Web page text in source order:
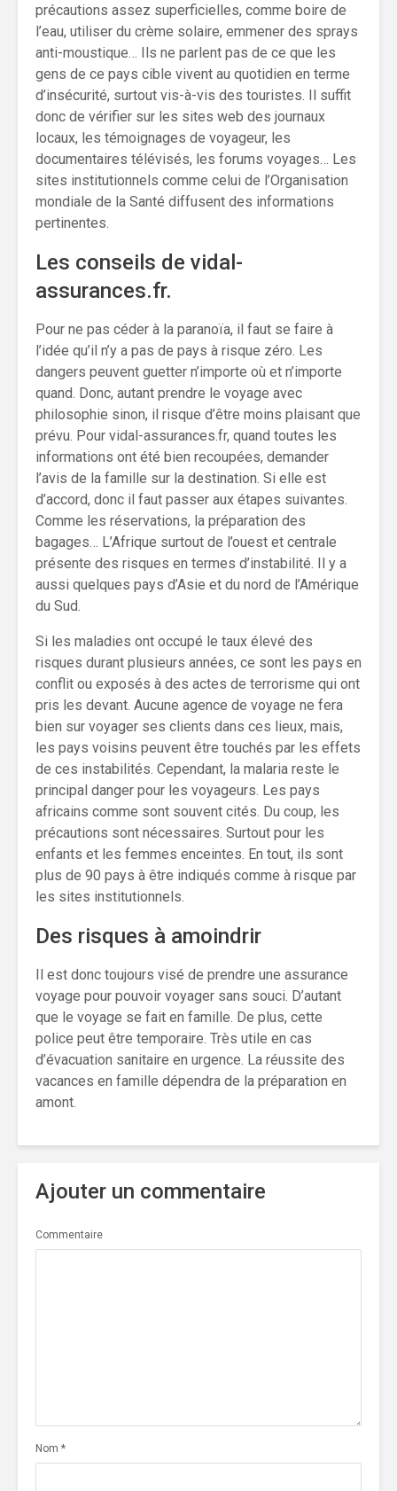
précautions assez superficielles, comme boire de
l’eau, utiliser du crème solaire, emmener des sprays
anti-moustique… Ils ne parlent pas de ce que les
gens de ce pays cible vivent au quotidien en terme
d’insécurité, surtout vis-à-vis des touristes. Il suffit
donc de vérifier sur les sites web des journaux
locaux, les témoignages de voyageur, les
documentaires télévisés, les forums voyages… Les
sites institutionnels comme celui de l’Organisation
mondiale de la Santé diffusent des informations
pertinentes.
Les conseils de vidal-
assurances.fr.
Pour ne pas céder à la paranoïa, il faut se faire à
l’idée qu’il n’y a pas de pays à risque zéro. Les
dangers peuvent guetter n’importe où et n’importe
quand. Donc, autant prendre le voyage avec
philosophie sinon, il risque d’être moins plaisant que
prévu. Pour vidal-assurances.fr, quand toutes les
informations ont été bien recoupées, demander
l’avis de la famille sur la destination. Si elle est
d’accord, donc il faut passer aux étapes suivantes.
Comme les réservations, la préparation des
bagages… L’Afrique surtout de l’ouest et centrale
présente des risques en termes d’instabilité. Il y a
aussi quelques pays d’Asie et du nord de l’Amérique
du Sud.
Si les maladies ont occupé le taux élevé des
risques durant plusieurs années, ce sont les pays en
conflit ou exposés à des actes de terrorisme qui ont
pris les devant. Aucune agence de voyage ne fera
bien sur voyager ses clients dans ces lieux, mais,
les pays voisins peuvent être touchés par les effets
de ces instabilités. Cependant, la malaria reste le
principal danger pour les voyageurs. Les pays
africains comme sont souvent cités. Du coup, les
précautions sont nécessaires. Surtout pour les
enfants et les femmes enceintes. En tout, ils sont
plus de 90 pays à être indiqués comme à risque par
les sites institutionnels.
Des risques à amoindrir
Il est donc toujours visé de prendre une assurance
voyage pour pouvoir voyager sans souci. D’autant
que le voyage se fait en famille. De plus, cette
police peut être temporaire. Très utile en cas
d’évacuation sanitaire en urgence. La réussite des
vacances en famille dépendra de la préparation en
amont.
Ajouter un commentaire
Commentaire
Nom *